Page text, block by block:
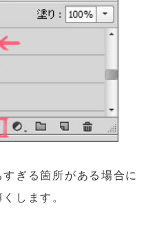
ぎる箇所がある場合に
します。